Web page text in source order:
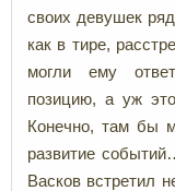
своих девушек
как в тире,
могли ему
позицию, а уж
Конечно, там бы
развитие
Васков встретил